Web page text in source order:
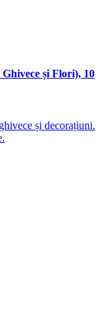
și Flori), 10
și decorațiuni.